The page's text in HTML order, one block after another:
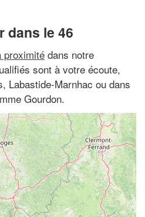
dans le 46
proximité dans notre
sont à votre écoute,
Labastide-Marnhac ou dans
Gourdon.